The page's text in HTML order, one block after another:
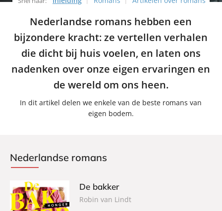
Artikelen
Nederlandse romans hebben een
bijzondere kracht: ze vertellen verhalen
die dicht bij huis voelen, en laten ons
nadenken over onze eigen ervaringen en
de wereld om ons heen.
In dit artikel delen we enkele van de beste romans van
eigen bodem.
Nederlandse romans
De bakker
Robin van Lindt